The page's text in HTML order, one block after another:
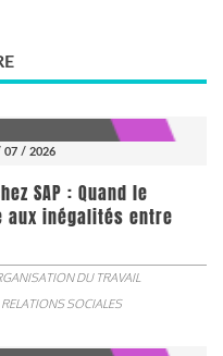
07 / 2026
SAP : Quand le
aux inégalités entre
DU TRAVAIL
RELATIONS SOCIALES